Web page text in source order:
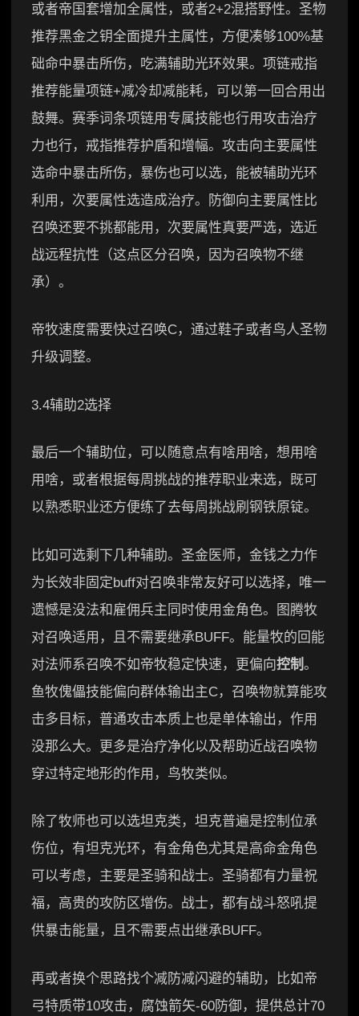
或者帝国套增加全属性，或者2+2混搭野性。圣物
推荐黑金之钥全面提升主属性，方便凑够100%基
础命中暴击所伤，吃满辅助光环效果。项链戒指
推荐能量项链+减冷却减能耗，可以第一回合用出
鼓舞。赛季词条项链用专属技能也行用攻击治疗
力也行，戒指推荐护盾和增幅。攻击向主要属性
选命中暴击所伤，暴伤也可以选，能被辅助光环
利用，次要属性选造成治疗。防御向主要属性比
召唤还要不挑都能用，次要属性真要严选，选近
战远程抗性（这点区分召唤，因为召唤物不继
承）。
帝牧速度需要快过召唤C，通过鞋子或者鸟人圣物
升级调整。
3.4辅助2选择
最后一个辅助位，可以随意点有啥用啥，想用啥
用啥，或者根据每周挑战的推荐职业来选，既可
以熟悉职业还方便练了去每周挑战刷钢铁原锭。
比如可选剩下几种辅助。圣金医师，金钱之力作
为长效非固定buff对召唤非常友好可以选择，唯一
遗憾是没法和雇佣兵主同时使用金角色。图腾牧
对召唤适用，且不需要继承BUFF。能量牧的回能
对法师系召唤不如帝牧稳定快速，更偏向控制。
鱼牧傀儡技能偏向群体输出主C，召唤物就算能攻
击多目标，普通攻击本质上也是单体输出，作用
没那么大。更多是治疗净化以及帮助近战召唤物
穿过特定地形的作用，鸟牧类似。
除了牧师也可以选坦克类，坦克普遍是控制位承
伤位，有坦克光环，有金角色尤其是高命金角色
可以考虑，主要是圣骑和战士。圣骑都有力量祝
福，高贵的攻防区增伤。战士，都有战斗怒吼提
供暴击能量，且不需要点出继承BUFF。
再或者换个思路找个减防减闪避的辅助，比如帝
弓特质带10攻击，腐蚀箭矢-60防御，提供总计70